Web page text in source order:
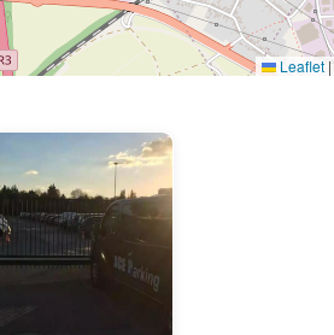
Leaflet |